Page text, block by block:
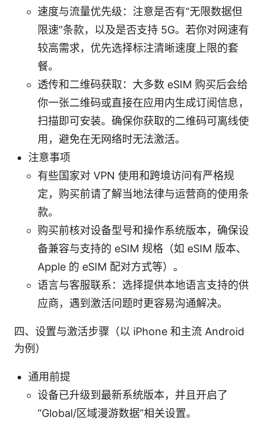
速度与流量优先级：注意是否有“无限数据但
限速”条款，以及是否支持 5G。若你对网速有
较高需求，优先选择标注清晰速度上限的套
餐。
透传和二维码获取：大多数 eSIM 购买后会给
你一张二维码或直接在应用内生成订阅信息，
扫描即可安装。确保你获取的二维码可离线使
用，避免在无网络时无法激活。
注意事项
有些国家对 VPN 使用和跨境访问有严格规
定，购买前请了解当地法律与运营商的使用条
款。
购买前核对设备型号和操作系统版本，确保设
备兼容与支持的 eSIM 规格（如 eSIM 版本、
Apple 的 eSIM 配对方式等）。
语言与客服联系：选择提供本地语言支持的供
应商，遇到激活问题时更容易沟通解决。
四、设置与激活步骤（以 iPhone 和主流 Android
为例）
通用前提
设备已升级到最新系统版本，并且开启了
“Global/区域漫游数据”相关设置。